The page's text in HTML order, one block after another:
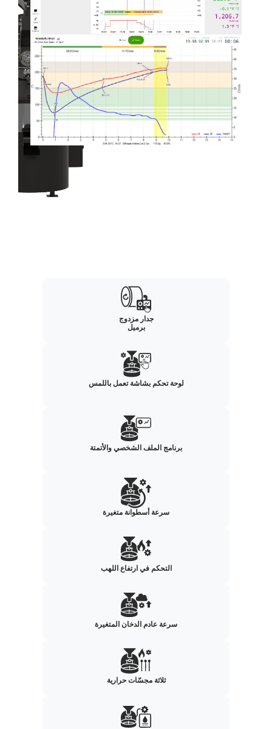
جدار مزدوج
برميل
لوحة تحكم بشاشة تعمل باللمس
برنامج الملف الشخصي والأتمتة
سرعة أسطوانة متغيرة
التحكم في ارتفاع اللهب
سرعة عادم الدخان المتغيرة
ثلاثة مجسّات حرارية